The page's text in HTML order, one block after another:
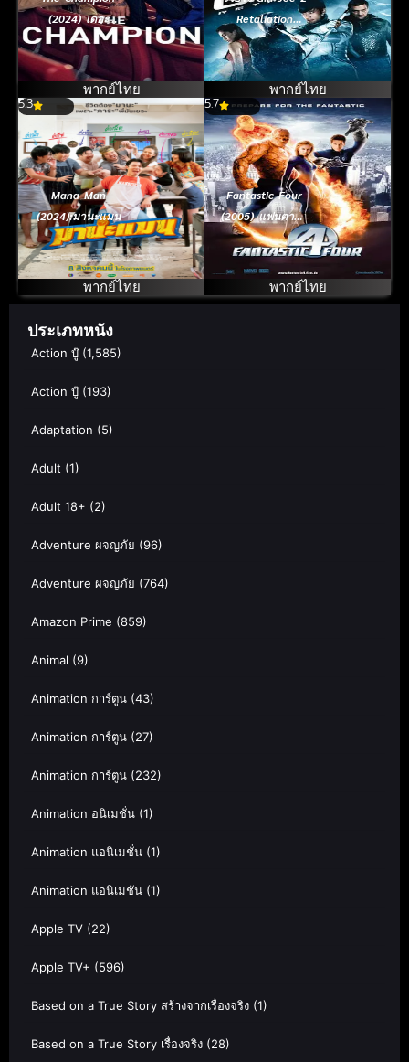
(2024) เดอะ
แชมเปี้ยน
พากย์ไทย
Retaliation
(2013)
พากย์ไทย
5.3
Mana Man
(2024):มานะแมน
พากย์ไทย
5.7
Fantastic Four
(2005) แฟนตาสติ
ค โฟร์ สี่พลังคน
กายสิทธิ์
พากย์ไทย
ประเภทหนัง
Action บู๊(1,585)
Action บู๊(193)
Adaptation (5)
Adult (1)
Adult 18+ (2)
Adventure ผจญภัย (96)
Adventure ผจญภัย (764)
Amazon Prime (859)
Animal (9)
Animation การ์ตูน (43)
Animation การ์ตูน (27)
Animation การ์ตูน (232)
Animation อนิเมชั่น (1)
Animation แอนิเมชั่น (1)
Animation แอนิเมชัน (1)
Apple TV (22)
Apple TV+ (596)
Based on a True Story สร้างจากเรื่องจริง (1)
Based on a True Story เรื่องจริง (28)